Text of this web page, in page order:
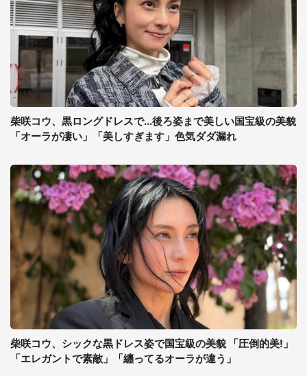
柴咲コウ、黒ロングドレスで...後ろ姿まで美しい国宝級の美貌
「オーラが凄い」「美しすぎます」色気ダダ漏れ
柴咲コウ、シックな黒ドレス姿で国宝級の美貌 「圧倒的美!」
「エレガントで素敵」「纏ってるオーラが違う」